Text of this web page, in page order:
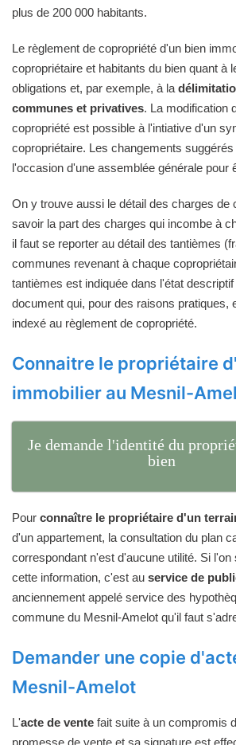
plus de 200 000 habitants.
Le règlement de copropriété d'un bien
copropriétaire et habitants du bien quant à
obligations et, par exemple, à la
communes et privatives. La modification
copropriété est possible à l'intiative d'un
copropriétaire. Les changements
l'occasion d'une assemblée générale pour
On y trouve aussi le détail des charges de
savoir la part des charges qui incombe à
il faut se reporter au détail des tantièmes
communes revenant à chaque
tantièmes est indiquée dans l'état
document qui, pour des raisons pratiques,
indexé au règlement de copropriété.
Connaitre le propriétaire
immobilier au Mesnil-
Je demande l'identité du
bien
Pour connaître le propriétaire d'un
d'un appartement, la consultation du plan
correspondant n'est d'aucune utilité. Si l'on
cette information, c'est au service de
anciennement appelé service des
commune du Mesnil-Amelot qu'il faut
Demander une copie
Mesnil-Amelot
L'acte de vente fait suite à un compromis